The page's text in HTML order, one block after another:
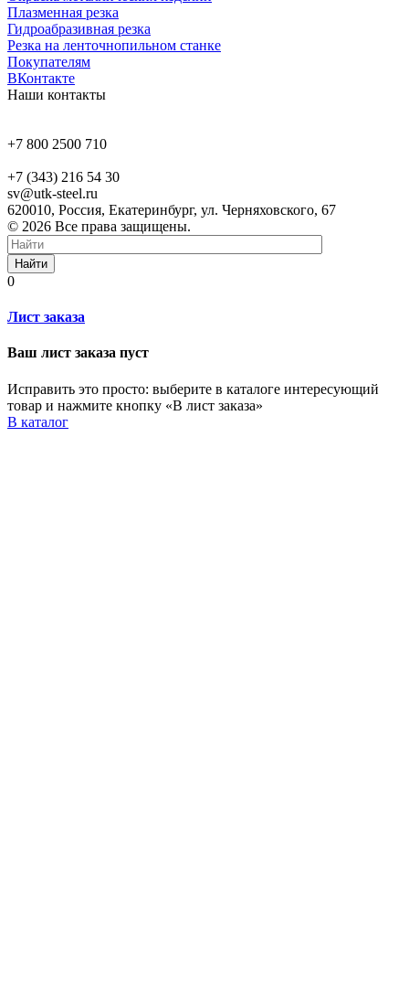
Плазменная резка
Гидроабразивная резка
Резка на ленточнопильном станке
Покупателям
ВКонтакте
Наши контакты
+7 800 2500 710
+7 (343) 216 54 30
sv@utk-steel.ru
620010, Россия, Екатеринбург, ул. Черняховского, 67
© 2026 Все права защищены.
Найти
0
Лист заказа
Ваш лист заказа пуст
Исправить это просто: выберите в каталоге интересующий
товар и нажмите кнопку «В лист заказа»
В каталог